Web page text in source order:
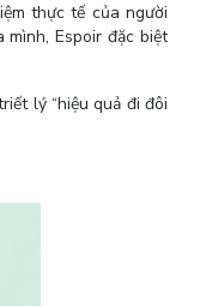
thực tế của người
Espoir đặc biệt
lý “hiệu quả đi đôi